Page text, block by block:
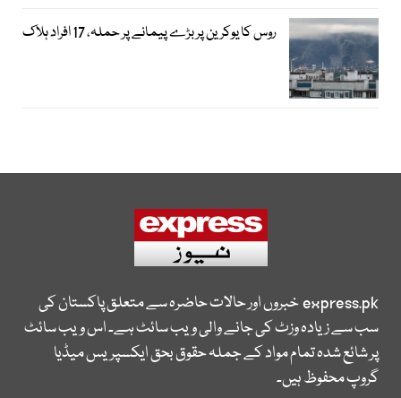
روس کا یوکرین پر بڑے پیمانے پر حملہ، 17 افراد ہلاک
express.pkخبروں اور حالات حاضرہ سے متعلق پاکستان کی
سب سے زیادہ وزٹ کی جانے والی ویب سائٹ ہے۔ اس ویب سائٹ
پر شائع شدہ تمام مواد کے جملہ حقوق بحق ایکسپریس میڈیا
گروپ محفوظ ہیں۔